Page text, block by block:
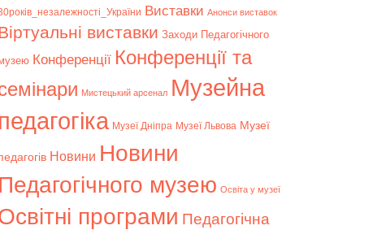
Bиставки Анонси виставок
виставки Заходи Педагогічного
Конференції Конференції та
Мистецький арсенал Музейна
педагогіка Музеї Дніпра Музеї Львова Музеї
Новини Новини
Педагогічного музею Освіта у музеї
програми Педагогічна